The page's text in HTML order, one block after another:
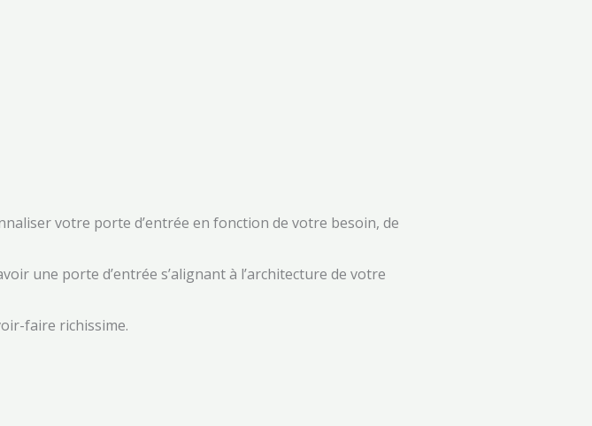
votre porte d’entrée en fonction de votre besoin, de
une porte d’entrée s’alignant à l’architecture de votre
faire richissime.